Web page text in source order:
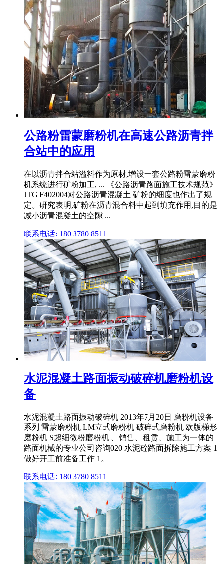
公路粉雷蒙磨粉机在高速公路沥青拌
合站中的应用
在以沥青拌合站溢料作为原材,增设一套公路粉雷蒙磨粉
机系统进行矿粉加工, ... 《公路沥青路面施工技术规范》
JTG F402004对公路沥青混凝土 矿粉的细度也作出了规
定。研究表明,矿粉在沥青混合料中起到填充作用,目的是
减小沥青混凝土的空隙 ...
联系电话: 180 3780 8511
水泥混凝土路面振动破碎机磨粉机设
备
水泥混凝土路面振动破碎机 2013年7月20日 磨粉机设备
系列 雷蒙磨粉机 LM立式磨粉机 破碎式磨粉机 欧版梯形
磨粉机 S超细微粉磨粉机 、销售、租赁、施工为一体的
路面机械的专业公司咨询020 水泥砼路面拆除施工方案 1
做好开工前准备工作 1。
联系电话: 180 3780 8511